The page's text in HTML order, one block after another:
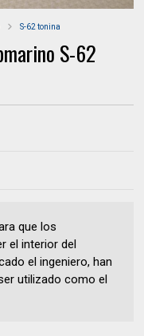
S-62 tonina
S-62
que los
el interior del
el ingeniero, han
utilizado como el